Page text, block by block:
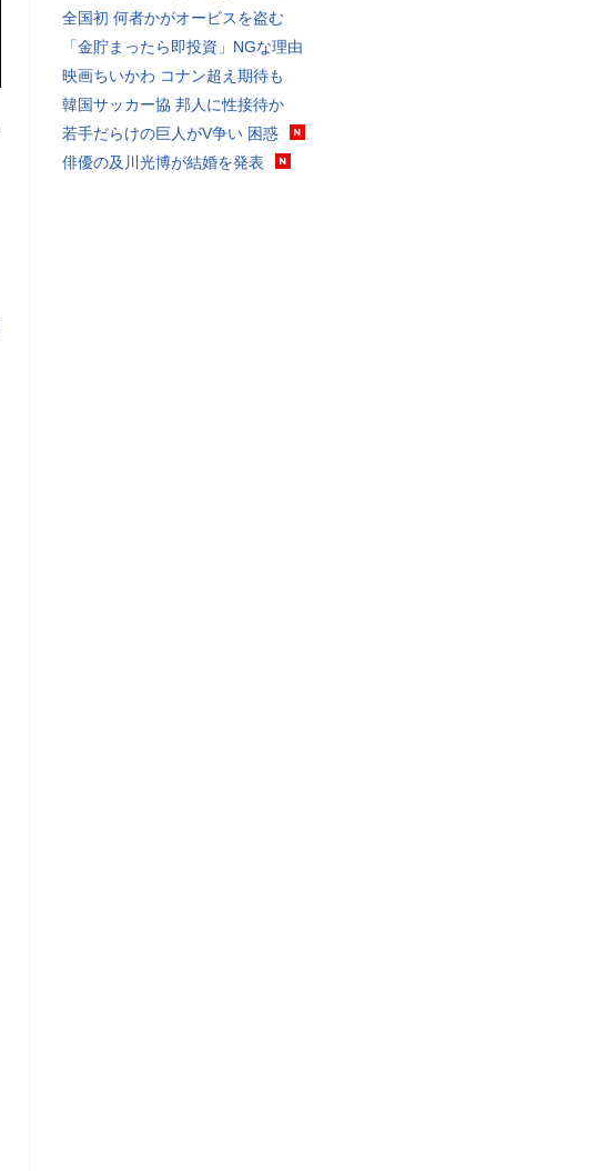
全国初 何者かがオービスを盗む
「金貯まったら即投資」NGな理由
映画ちいかわ コナン超え期待も
韓国サッカー協 邦人に性接待か
若手だらけの巨人がV争い 困惑
俳優の及川光博が結婚を発表